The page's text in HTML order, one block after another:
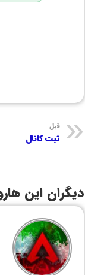
قبل
ثبت کانال
دیگران این